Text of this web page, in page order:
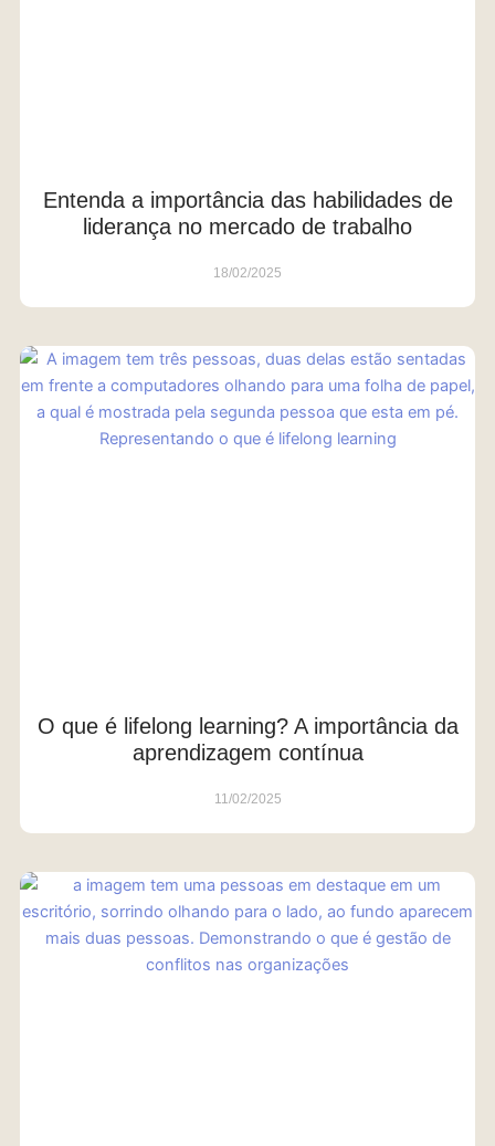
Entenda a importância das habilidades de
liderança no mercado de trabalho
18/02/2025
O que é lifelong learning? A importância da
aprendizagem contínua
11/02/2025